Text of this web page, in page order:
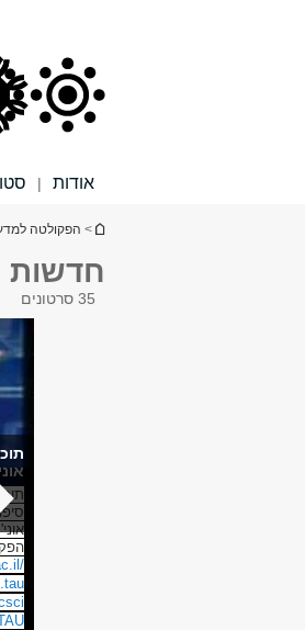
אודות |
הינך נמצא כאן
> הפקולטה
חדשות
35 סרטונים